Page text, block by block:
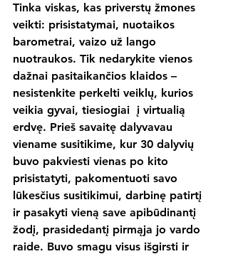
Tinka viskas, kas priverstų žmones
veikti: prisistatymai, nuotaikos
barometrai, vaizo už lango
nuotraukos. Tik nedarykite vienos
dažnai pasitaikančios klaidos –
nesistenkite perkelti veiklų, kurios
veikia gyvai, tiesiogiai  į virtualią
erdvę. Prieš savaitę dalyvavau
viename susitikime, kur 30 dalyvių
buvo pakviesti vienas po kito
prisistatyti, pakomentuoti savo
lūkesčius susitikimui, darbinę patirtį
ir pasakyti vieną save apibūdinantį
žodį, prasidedantį pirmąja jo vardo
raide. Buvo smagu visus išgirsti ir